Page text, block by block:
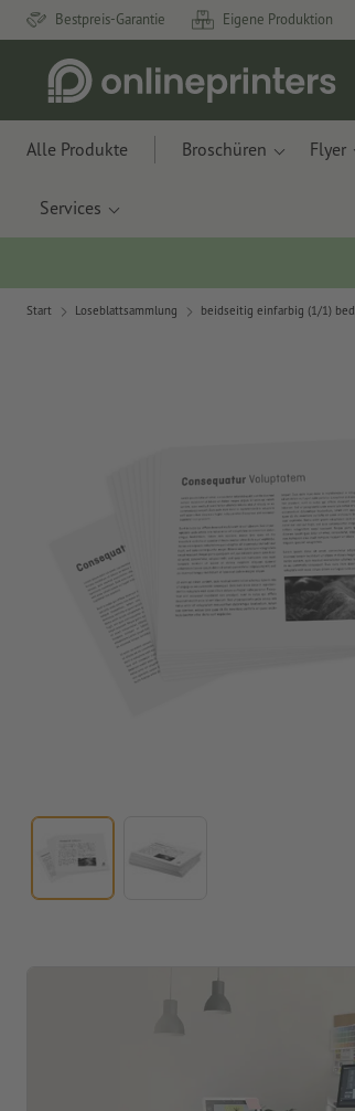
Bestpreis-Garantie Eigene Produktion
Alle Produkte Broschüren Flyer
Services
Start Loseblattsammlung beidseitig einfarbig (1/1)